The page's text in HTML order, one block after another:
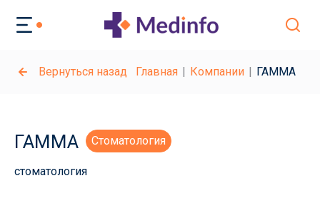
Вернуться назад Главная Компании ГАММА
ГАММА Стоматология
стоматология